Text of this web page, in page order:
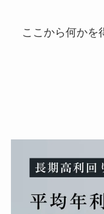
ここから何かを